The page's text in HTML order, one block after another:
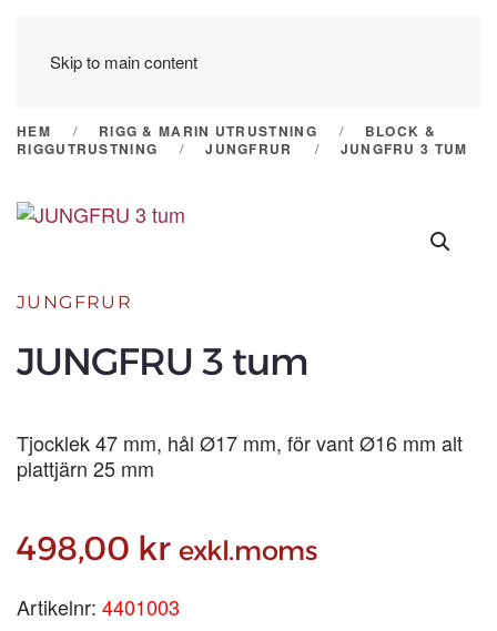
Skip to main content
HEM RIGG & MARIN UTRUSTNING
BLOCK &
RIGGUTRUSTNING
JUNGFRUR JUNGFRU 3 TUM
JUNGFRUR
JUNGFRU 3 tum
Tjocklek 47 mm, hål Ø17 mm, för vant Ø16 mm alt
plattjärn 25 mm
498,00 kr exkl.moms
Artikelnr: 4401003